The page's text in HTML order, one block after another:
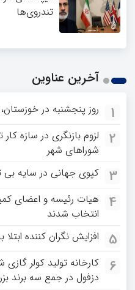
تندروی‌ها
آخرین عناوین
1 روز پنجشنبه در
2
لزوم بازنگری در سازه
شوراهای شهر
3 کپوی جهانی در سایه
4
هیات رئیسه و اعضای
انتخاب شدند
5 افزایش نگران کننده
6
کارخانه تولید کولر
دزفول در جمع سه برند